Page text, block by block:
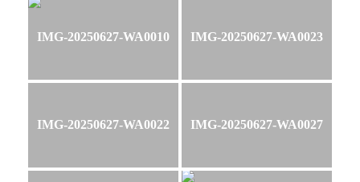
IMG-20250627-WA0010 IMG-20250627-WA0023
IMG-20250627-WA0022 IMG-20250627-WA0027